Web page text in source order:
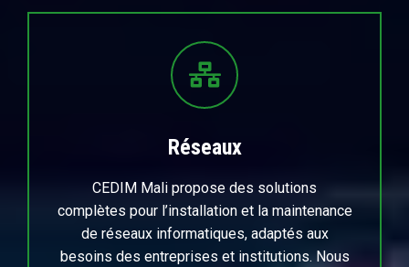
Réseaux
CEDIM Mali propose des solutions
complètes pour l’installation et la maintenance
de réseaux informatiques, adaptés aux
besoins des entreprises et institutions. Nous